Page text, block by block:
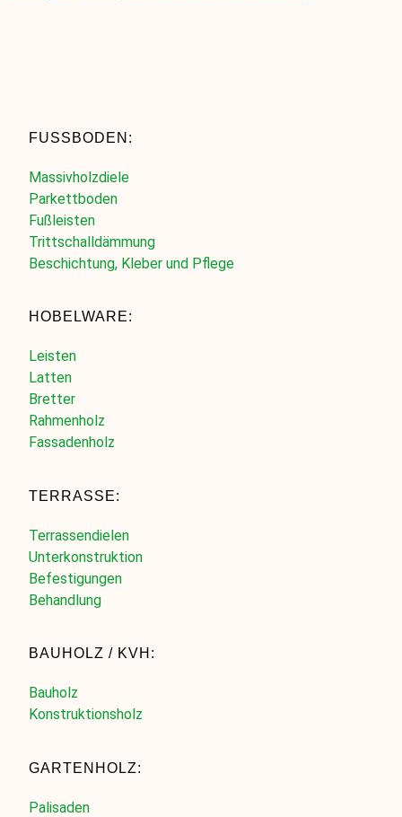
FUSSBODEN:
Massivholzdiele
Parkettboden
Fußleisten
Trittschalldämmung
Beschichtung, Kleber und Pflege
HOBELWARE:
Leisten
Latten
Bretter
Rahmenholz
Fassadenholz
TERRASSE:
Terrassendielen
Unterkonstruktion
Befestigungen
Behandlung
BAUHOLZ / KVH:
Bauholz
Konstruktionsholz
GARTENHOLZ:
Palisaden